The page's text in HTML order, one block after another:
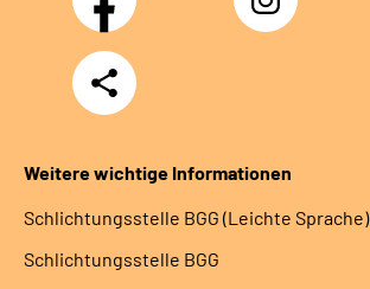
Teilen
Weitere wichtige Informationen
Schlich­tungs­stel­le BGG (Leichte Sprache)
Schlich­tungs­stel­le BGG